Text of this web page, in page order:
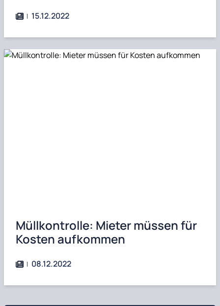
15.12.2022
Müllkontrolle: Mieter müssen für
Kosten aufkommen
08.12.2022